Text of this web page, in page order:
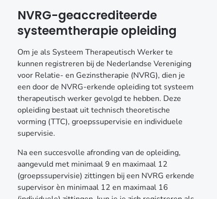
NVRG-geaccrediteerde
systeemtherapie opleiding
Om je als Systeem Therapeutisch Werker te
kunnen registreren bij de Nederlandse Vereniging
voor Relatie- en Gezinstherapie (NVRG), dien je
een door de NVRG-erkende opleiding tot systeem
therapeutisch werker gevolgd te hebben. Deze
opleiding bestaat uit technisch theoretische
vorming (TTC), groepssupervisie en individuele
supervisie.
Na een succesvolle afronding van de opleiding,
aangevuld met minimaal 9 en maximaal 12
(groepssupervisie) zittingen bij een NVRG erkende
supervisor èn minimaal 12 en maximaal 16